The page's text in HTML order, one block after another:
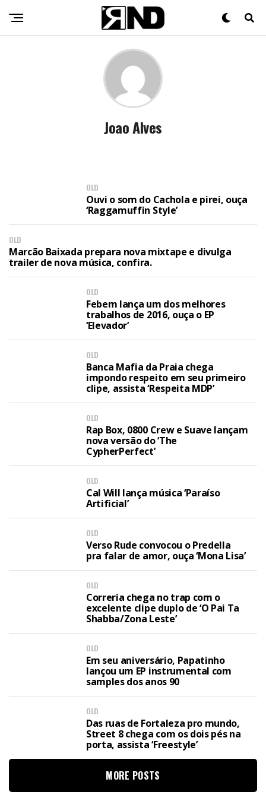
Joao Alves
OLD
Ouvi o som do Cachola e pirei, ouça
‘Raggamuffin Style’
OLD
Marcão Baixada prepara nova mixtape e divulga
trailer de nova música, confira.
OLD
Febem lança um dos melhores
trabalhos de 2016, ouça o EP
‘Elevador’
OLD
Banca Mafia da Praia chega
impondo respeito em seu primeiro
clipe, assista ‘Respeita MDP’
OLD
Rap Box, 0800 Crew e Suave lançam
nova versão do ‘The
CypherPerfect’
OLD
Cal Will lança música ‘Paraíso
Artificial’
OLD
Verso Rude convocou o Predella
pra falar de amor, ouça ‘Mona Lisa’
OLD
Correria chega no trap com o
excelente clipe duplo de ‘O Pai Ta
Shabba/Zona Leste’
OLD
Em seu aniversário, Papatinho
lançou um EP instrumental com
samples dos anos 90
OLD
Das ruas de Fortaleza pro mundo,
Street 8 chega com os dois pés na
porta, assista ‘Freestyle’
MORE POSTS